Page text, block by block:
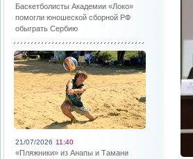
Баскетболисты Академии «Локо»
помогли юношеской сборной РФ
обыграть Сербию
21/07/2026 11:40
«Пляжники» из Анапы и Тамани